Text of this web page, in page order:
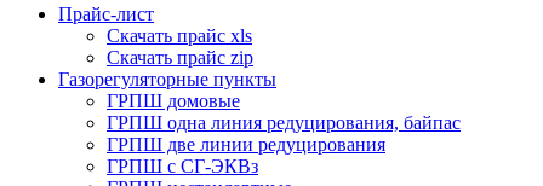
Прайс-лист
Скачать прайс xls
Скачать прайс zip
Газорегуляторные пункты
ГРПШ домовые
ГРПШ одна линия редуцирования, байпас
ГРПШ две линии редуцирования
ГРПШ с СГ-ЭКВз